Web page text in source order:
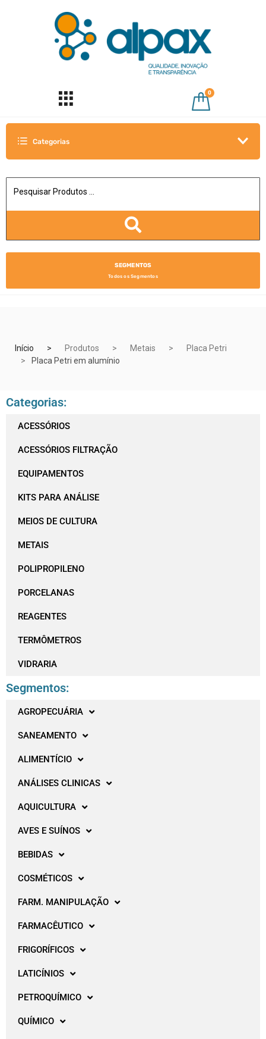
0
Categorias
SEGMENTOS
Todos os Segmentos
Início Produtos Metais
Placa Petri
Placa Petri em alumínio
Categorias:
ACESSÓRIOS
ACESSÓRIOS FILTRAÇÃO
EQUIPAMENTOS
KITS PARA ANÁLISE
MEIOS DE CULTURA
METAIS
POLIPROPILENO
PORCELANAS
REAGENTES
TERMÔMETROS
VIDRARIA
Segmentos:
AGROPECUÁRIA
SANEAMENTO
ALIMENTÍCIO
ANÁLISES CLINICAS
AQUICULTURA
AVES E SUÍNOS
BEBIDAS
COSMÉTICOS
FARM. MANIPULAÇÃO
FARMACÊUTICO
FRIGORÍFICOS
LATICÍNIOS
PETROQUÍMICO
QUÍMICO